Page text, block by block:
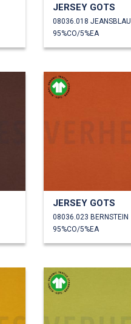
JERSEY GOTS
08036.018 JEANSBLAU
95%CO/5%EA
JERSEY GOTS
08036.023 BERNSTEIN
95%CO/5%EA